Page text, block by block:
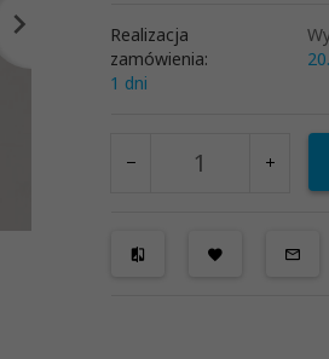
Realizacja
zamówienia:
1 dni